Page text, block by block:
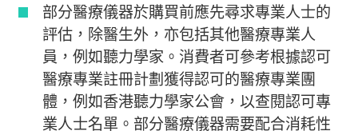
部分醫療儀器於購買前應先尋求專業人士的
評估，除醫生外，亦包括其他醫療專業人
員，例如聽力學家。消費者可參考根據認可
醫療專業註冊計劃獲得認可的醫療專業團
體，例如香港聽力學家公會，以查閱認可專
業人士名單。部分醫療儀器需要配合消耗性